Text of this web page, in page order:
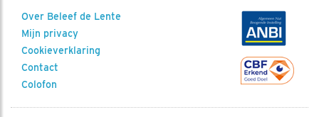
Over Beleef de Lente
Mijn privacy
Cookieverklaring
Contact
Colofon